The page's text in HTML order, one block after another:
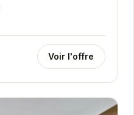
Voir l'offre